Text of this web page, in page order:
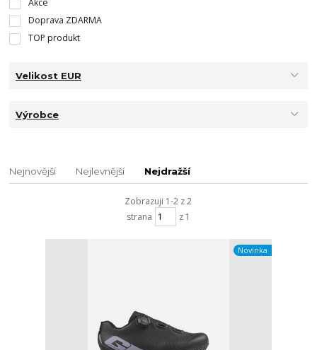
Akce
Doprava ZDARMA
TOP produkt
Velikost EUR
Výrobce
Nejnovější Nejlevnější Nejdražší
Zobrazuji 1-2 z 2
strana
z 1
Novinka